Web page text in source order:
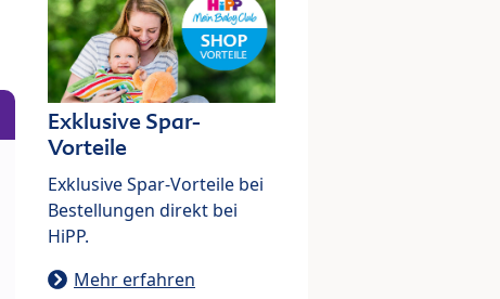
Exklusive Spar-
Vorteile
Exklusive Spar-Vorteile bei
Bestellungen direkt bei
HiPP.
Mehr erfahren